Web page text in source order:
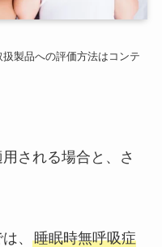
製品への評価方法はコンテ
される場合と、さ
、 睡眠時無呼吸症